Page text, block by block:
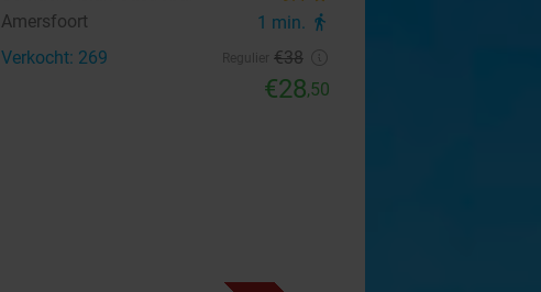
Amersfoort 1 min. directions_walk
Verkocht: 269 €38
€28,50